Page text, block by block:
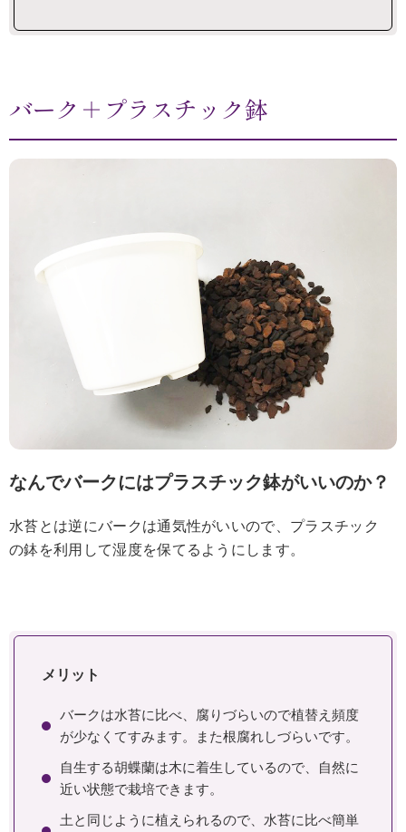
バーク＋プラスチック鉢
なんでバークにはプラスチック鉢がいいのか？
水苔とは逆にバークは通気性がいいので、プラスチック
の鉢を利用して湿度を保てるようにします。
メリット
バークは水苔に比べ、腐りづらいので植替え頻度
が少なくてすみます。また根腐れしづらいです。
自生する胡蝶蘭は木に着生しているので、自然に
近い状態で栽培できます。
土と同じように植えられるので、水苔に比べ簡単